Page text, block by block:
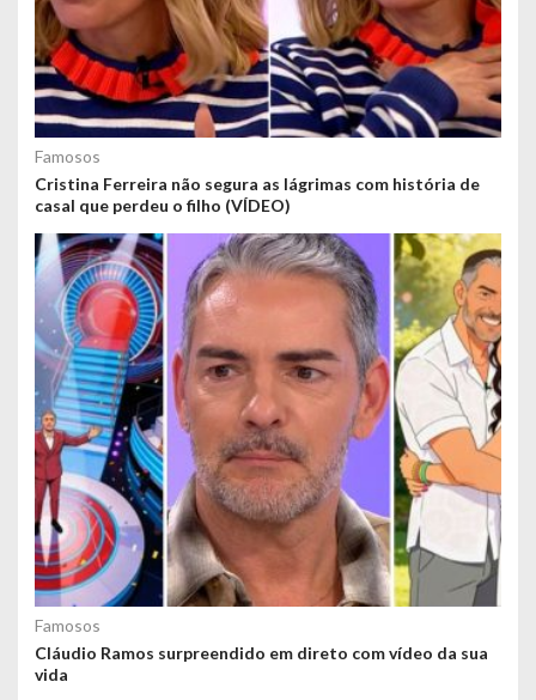
Famosos
Cristina Ferreira não segura as lágrimas com história de
casal que perdeu o filho (VÍDEO)
Famosos
Cláudio Ramos surpreendido em direto com vídeo da sua
vida